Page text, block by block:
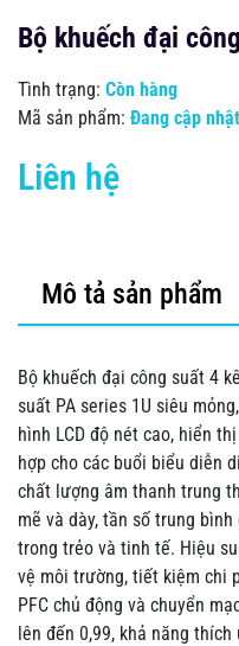
Bộ khuếch đại
Tình trạng: Còn hàng
Mã sản phẩm: Đang cập nhật
Liên hệ
Mô tả sản phẩm
Bộ khuếch đại công suất 4
suất PA series 1U siêu
hình LCD độ nét cao, hiển
hợp cho các buổi biểu diễn
chất lượng âm thanh trung
mẽ và dày, tần số trung
trong trẻo và tinh tế. Hiệu
vệ môi trường, tiết kiệm chi
PFC chủ động và chuyển
lên đến 0,99, khả năng